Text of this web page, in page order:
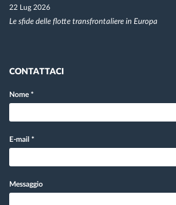
22 Lug 2026
Le sfide delle flotte transfrontaliere in Europa
CONTATTACI
Nome *
E-mail *
Messaggio